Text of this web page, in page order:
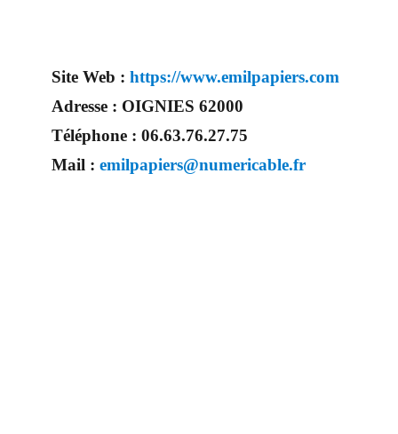
Site Web : https://www.emilpapiers.com
Adresse : OIGNIES 62000
Téléphone : 06.63.76.27.75
Mail : emilpapiers@numericable.fr